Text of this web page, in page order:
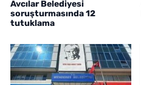
Avcılar Belediyesi
soruşturmasında 12
tutuklama